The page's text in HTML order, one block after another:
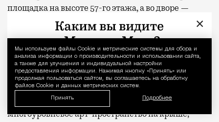
Уведомление
Мы используем файлы Сookie и метрические системы для сбора и
анализа информации о производительности и использовании сайта,
а также для улучшения и индивидуальной настройки
предоставления информации. Нажимая кнопку «Принять» или
продолжая пользоваться сайтом, вы соглашаетесь на обработку
файлов Cookie и данных метрических систем.
Принять Подробнее
площадка на высоте 57-го этажа, а во дворе —
крытые и открытые пространства для общения и
игровой партер с амфитеатром, где можно
отдыхать на ступеньках многочисленных
лестниц, на пуфах и в сетчатых гамаках. В жилом
комплексе «МИРА» — двухуровневое лобби с
выходом в парк, фитнес-студией и всесезонной
чайной верандой во дворе. В «С5» —
многоуровневое арт-пространство на крыше,
×